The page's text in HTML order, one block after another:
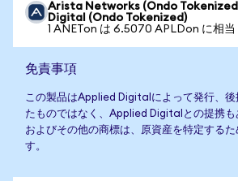
Arista Networks (Ondo
Digital (Ondo Tokenized)
1 ANETon は 6.5070 APLDon に相当
免責事項
この製品はApplied Digitalによって発行、後
たものではなく、Applied Digitalとの提携も
およびその他の商標は、原資産を特定するた
す。